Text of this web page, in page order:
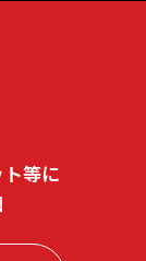
等に